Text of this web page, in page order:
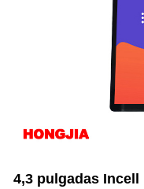
4,3 pulgadas Incell